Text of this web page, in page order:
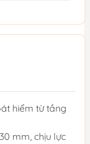
hiểm từ tầng
mm, chịu lực